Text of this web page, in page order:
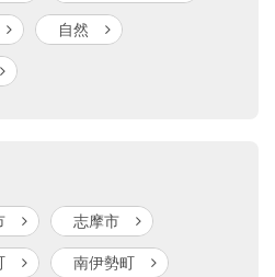
自然
志摩市
南伊勢町